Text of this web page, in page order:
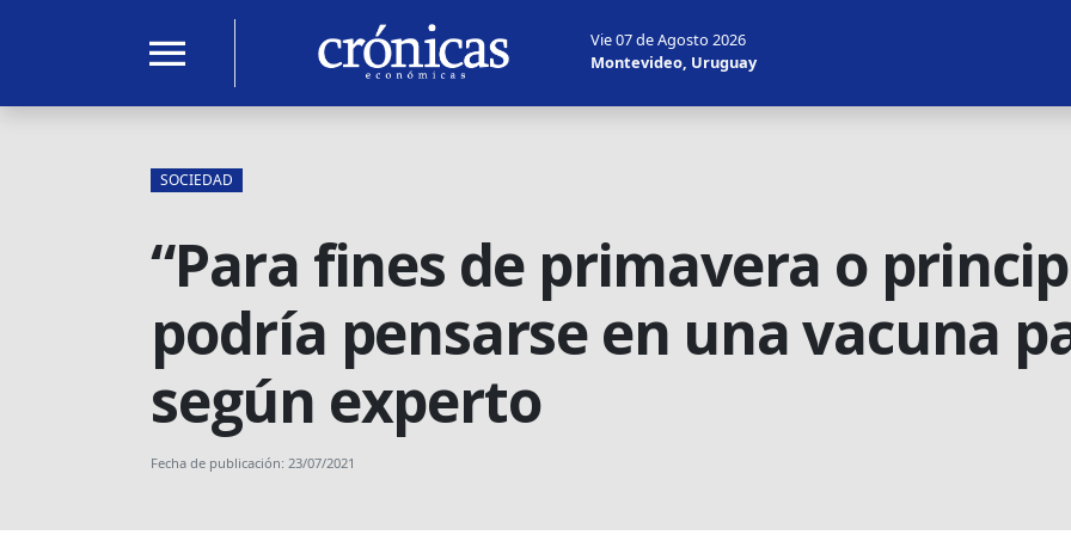
menu
Vie 07 de Agosto 2026
Montevideo, Uruguay
SOCIEDAD
“Para fines de primavera o
podría pensarse en una vacuna
según experto
Fecha de publicación: 23/07/2021